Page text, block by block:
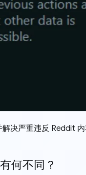
决严重违反 Reddit
何不同？